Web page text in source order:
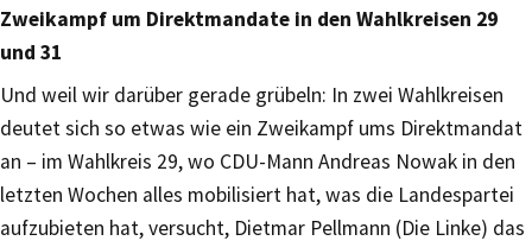
Zweikampf um Direktmandate in den Wahlkreisen 29
und 31
Und weil wir darüber gerade grübeln: In zwei Wahlkreisen
deutet sich so etwas wie ein Zweikampf ums Direktmandat
an – im Wahlkreis 29, wo CDU-Mann Andreas Nowak in den
letzten Wochen alles mobilisiert hat, was die Landespartei
aufzubieten hat, versucht, Dietmar Pellmann (Die Linke) das